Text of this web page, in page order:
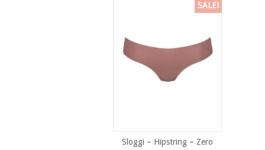
SALE!
Sloggi – Hipstring – Zero